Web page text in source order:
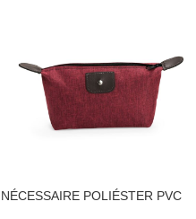
NÉCESSAIRE POLIÉSTER PVC